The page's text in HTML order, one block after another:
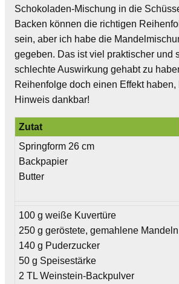
Schokoladen-Mischung in die
Backen können die richtigen
sein, aber ich habe die
gegeben. Das ist viel praktischer und
schlechte Auswirkung gehabt zu
Reihenfolge doch einen Effekt haben,
Hinweis dankbar!
Zutat
Springform 26 cm
Backpapier
Butter
100 g weiße Kuvertüre
250 g geröstete, gemahlene Mandeln
140 g Puderzucker
50 g Speisestärke
2 TL Weinstein-Backpulver